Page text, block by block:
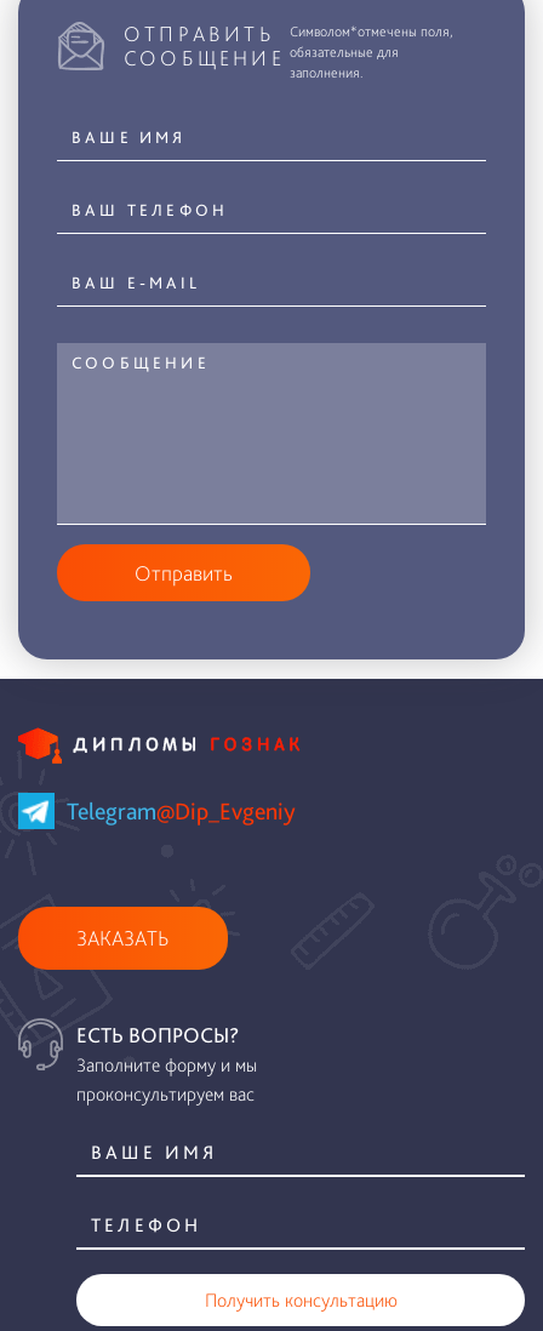
ОТПРАВИТЬ
СООБЩЕНИЕ
Символом*отмечены поля,
обязательные для
заполнения.
Отправить
Telegram@Dip_Evgeniy
ЗАКАЗАТЬ
ЕСТЬ ВОПРОСЫ?
Заполните форму и мы
проконсультируем вас
Получить консультацию